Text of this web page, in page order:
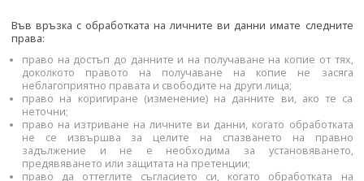
Във връзка с обработката на личните ви данни имате следните
права:
право на достъп до данните и на получаване на копие от тях,
доколкото правото на получаване на копие не засяга
неблагоприятно правата и свободите на други лица;
право на коригиране (изменение) на данните ви, ако те са
неточни;
право на изтриване на личните ви данни, когато обработката
не се извършва за целите на спазването на правно
задължение и не е необходима за установяването,
предявяването или защитата на претенции;
право да оттеглите съгласието си, когато обработката на